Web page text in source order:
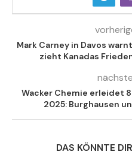
Mark Carney in Davos
zieht Kanadas
Wacker Chemie erleidet
2025: Burghausen
DAS KÖNNTE